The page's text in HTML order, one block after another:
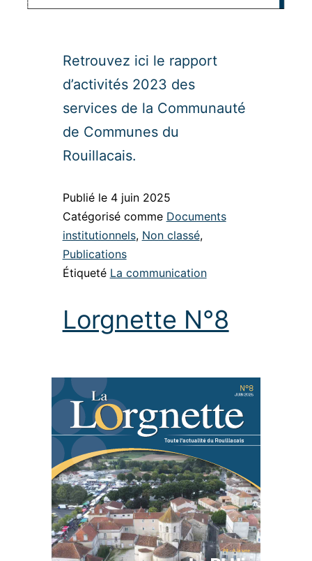
Retrouvez ici le rapport
d’activités 2023 des
services de la Communauté
de Communes du
Rouillacais.
Publié le 4 juin 2025
Catégorisé comme Documents
institutionnels, Non classé,
Publications
Étiqueté La communication
Lorgnette N°8